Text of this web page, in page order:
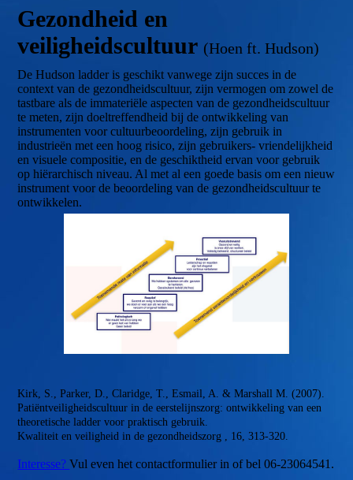
Gezondheid en
veiligheidscultuur (Hoen ft. Hudson)
De Hudson ladder is geschikt vanwege zijn succes in de
context van de gezondheidscultuur, zijn vermogen om zowel de
tastbare als de immateriële aspecten van de gezondheidscultuur
te meten, zijn doeltreffendheid bij de ontwikkeling van
instrumenten voor cultuurbeoordeling, zijn gebruik in
industrieën met een hoog risico, zijn gebruikers- vriendelijkheid
en visuele compositie, en de geschiktheid ervan voor gebruik
op hiërarchisch niveau. Al met al een goede basis om een ​​nieuw
instrument voor de beoordeling van de gezondheidscultuur te
ontwikkelen.
Kirk, S., Parker, D., Claridge, T., Esmail, A. & Marshall M. (2007).
Patiëntveiligheidscultuur in de eerstelijnszorg: ontwikkeling van een
theoretische ladder voor praktisch gebruik.
Kwaliteit en veiligheid in de gezondheidszorg , 16, 313-320.
Interesse?Vul even het contactformulier in of bel 06-23064541.